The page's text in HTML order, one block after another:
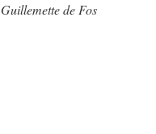
Guillemette de Fos